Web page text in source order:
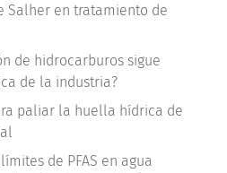
Salher en tratamiento de
de hidrocarburos sigue
de la industria?
paliar la huella hídrica de
de PFAS en agua